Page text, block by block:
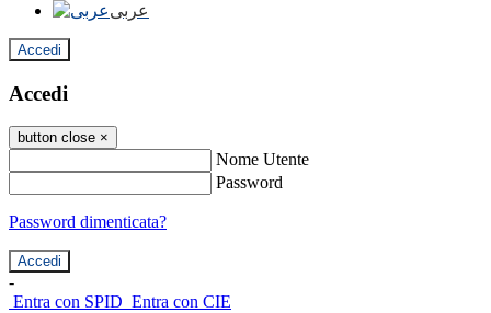
عربى
Accedi
Accedi
button close ×
Nome Utente
Password
Password dimenticata?
-
Entra con SPID Entra con CIE